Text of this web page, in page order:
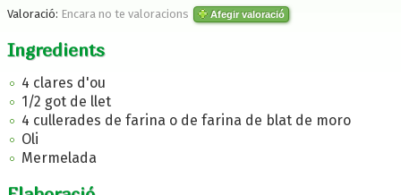
Valoració: Encara no te valoracions Afegir valoració
Ingredients
4 clares d'ou
1/2 got de llet
4 cullerades de farina o de farina de blat de moro
Oli
Mermelada